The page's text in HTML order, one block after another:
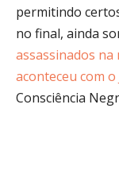
permitindo
no final, ainda
assassinados na
aconteceu com
Consciência